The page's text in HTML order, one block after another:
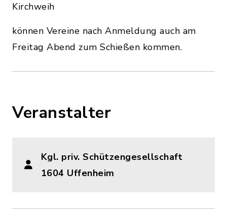
Kirchweih
können Vereine nach Anmeldung auch am
Freitag Abend zum Schießen kommen.
Veranstalter
Kgl. priv. Schützengesellschaft
1604 Uffenheim